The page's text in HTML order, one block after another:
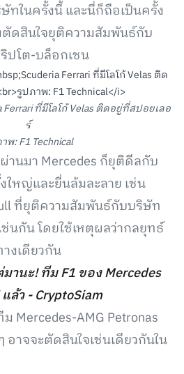
ในครั้งนี้ และนี่ก็ถือเป็นครั้ง
ดสินใจยุติความสัมพันธ์กับ
ปโต-บล็อกเชน
ที่มีโลโก้ Velas ติดอยู่ที่สปอยเลอ
ร์
พ: F1 Technical
นมา Mercedes ก็ยุติดีลกับ
ใหญ่และยื่นล้มละลาย เช่น
ที่ยุติความสัมพันธ์กับบริษัท
ช่นกัน โดยใช้เหตุผลว่ากลยุทธ์
งเดียวกัน
านะ! ทีม F1 ของ Mercedes
ล้ว - CryptoSiam
Mercedes-AMG Petronas
าจจะตัดสินใจเช่นเดียวกันใน